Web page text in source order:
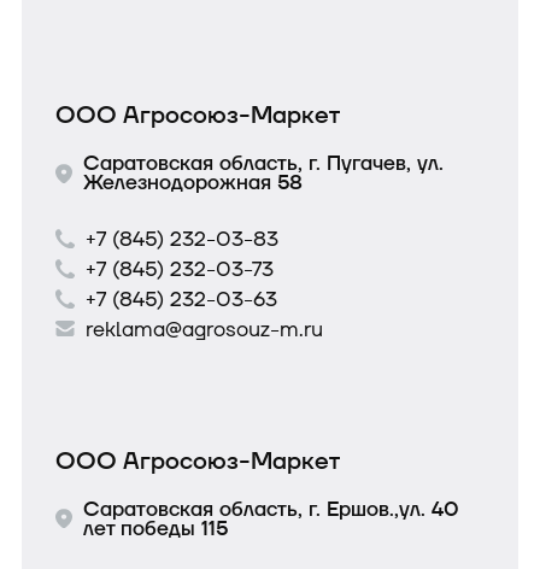
ООО Агросоюз-Маркет
Саратовская область, г. Пугачев, ул.
Железнодорожная 58
+7 (845) 232-03-83
+7 (845) 232-03-73
+7 (845) 232-03-63
reklama@agrosouz-m.ru
ООО Агросоюз-Маркет
Саратовская область, г. Ершов.,ул. 40
лет победы 115